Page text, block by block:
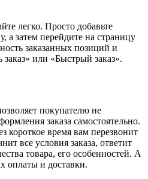
легко. Просто добавьте
а затем перейдите на страницу
заказанных позиций и
или «Быстрый заказ».
покупателю не
заказа самостоятельно.
короткое время вам перезвонит
все условия заказа, ответит
товара, его особенностей. А
оплаты и доставки.